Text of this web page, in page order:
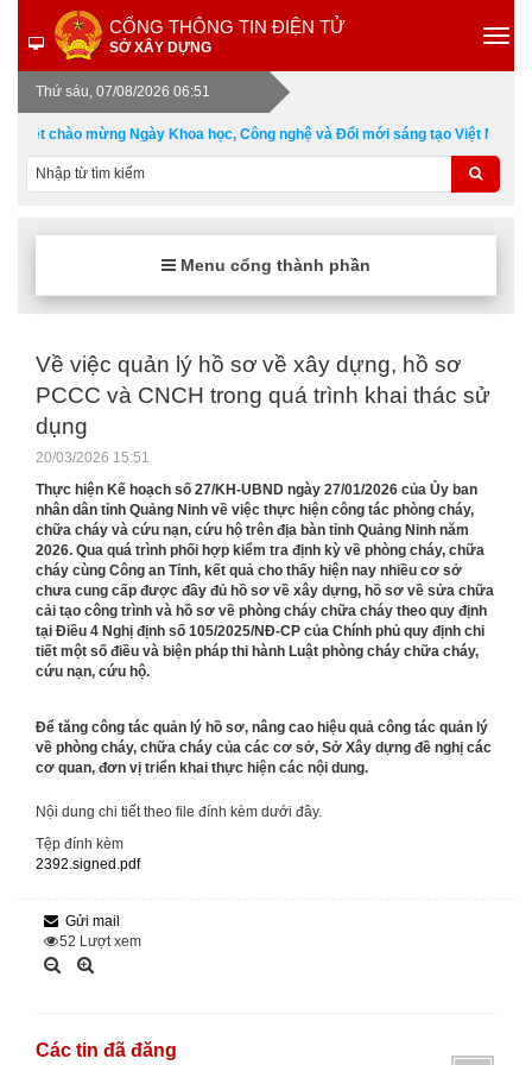
CỔNG THÔNG TIN ĐIỆN TỬ
SỞ XÂY DỰNG
Thứ sáu, 07/08/2026 06:51
liệt chào mừng Ngày Khoa học, Công nghệ và Đổi mới sáng tạo Việt Nam
Menu cổng thành phần
Về việc quản lý hồ sơ về xây dựng, hồ sơ
PCCC và CNCH trong quá trình khai thác sử
dụng
20/03/2026 15:51
Thực hiện Kế hoạch số 27/KH-UBND ngày 27/01/2026 của Ủy ban
nhân dân tỉnh Quảng Ninh về việc thực hiện công tác phòng cháy,
chữa cháy và cứu nạn, cứu hộ trên địa bàn tỉnh Quảng Ninh năm
2026. Qua quá trình phối hợp kiểm tra định kỳ về phòng cháy, chữa
cháy cùng Công an Tỉnh, kết quả cho thấy hiện nay nhiều cơ sở
chưa cung cấp được đầy đủ hồ sơ về xây dựng, hồ sơ về sửa chữa
cải tạo công trình và hồ sơ về phòng cháy chữa cháy theo quy định
tại Điều 4 Nghị định số 105/2025/NĐ-CP của Chính phủ quy định chi
tiết một số điều và biện pháp thi hành Luật phòng cháy chữa cháy,
cứu nạn, cứu hộ.
Để tăng công tác quản lý hồ sơ, nâng cao hiệu quả công tác quản lý
về phòng cháy, chữa cháy của các cơ sở, Sở Xây dựng đề nghị các
cơ quan, đơn vị triển khai thực hiện các nội dung.
Nội dung chi tiết theo file đính kèm dưới đây.
Tệp đính kèm
2392.signed.pdf
Gửi mail
52 Lượt xem
Các tin đã đăng